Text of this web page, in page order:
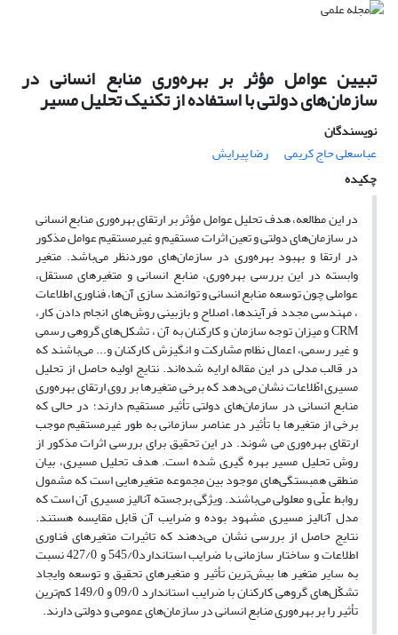
تبیین عوامل مؤثر بر بهره‌وری منابع انسانی در
سازمان‌های دولتی با استفاده از تکنیک تحلیل مسیر
نویسندگان
عباسعلی حاج کریمی
رضا پیرایش
چکیده
در این مطالعه، هدف تحلیل عوامل مؤثر بر ارتقای بهره‌وری منابع انسانی
در سازمان‌های دولتی و تعین اثرات مستقیم و غیرمستقیم عوامل مذکور
در ارتقا و بهبود بهره‌وری در سازمان‌های موردنظر می‌باشد. متغیر
وابسته در این بررسی بهره‌وری، منابع انسانی و متغیرهای مستقل،
عواملی چون توسعه منابع انسانی و توانمند سازی آن‌ها، فناوری اطلاعات
، مهندسی مجدد فرآیندها، اصلاح و بازبینی روش‌های انجام دادن کار،
CRM و میزان توجه سازمان و کارکنان به آن ، تشکل‌های گروهی رسمی
و غیر رسمی، اعمال نظام مشارکت و انگیزش کارکنان و... می‌باشند که
در قالب مدلی در این مقاله ارایه شده‌اند. نتایج اولیه حاصل از تحلیل
مسیری اطّلاعات نشان می‌دهد که برخی متغیرها بر روی ارتقای بهره‌وری
منابع انسانی در سازمان‌های دولتی تأثیر مستقیم دارند؛ در حالی که
برخی از متغیرها با تأثیر در عناصر سازمانی به طور غیرمستقیم موجب
ارتقای بهره‌وری می شوند. در این تحقیق برای بررسی اثرات مذکور از
روش تحلیل مسیر بهره گیری شده است. هدف تحلیل مسیری، بیان
منطقی همبستگی‌های موجود بین مجموعه متغیرهایی است که مشمول
روابط علّی و معلولی می‌باشند. ویژگی برجسته آنالیز مسیری آن است که
مدل آنالیز مسیری مشهود بوده و ضرایب آن قابل مقایسه هستند.
نتایج حاصل از بررسی نشان می‌دهند که تاثیرات متغیرهای فناوری
اطلاعات و ساختار سازمانی با ضرایب استاندارد545/0 و 427/0 نسبت
به سایر متغیر ها بیش‌ترین تأثیر و متغیرهای تحقیق و توسعه وایجاد
تشکّل‌های گروهی کارکنان با ضرایب استاندارد 09/0 و 149/0 کم‌ترین
تأثیر را بر بهره‌وری منابع انسانی در سازمان‌های عمومی و دولتی دارند.